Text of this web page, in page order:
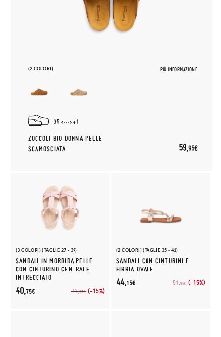
(2 COLORI) PIÙ INFORMAZIONE
35 41
ZOCCOLI BIO DONNA PELLE
SCAMOSCIATA
59,95€
(3 COLORI) (TAGLIE 27 - 39)
SANDALI IN MORBIDA PELLE
CON CINTURINO CENTRALE
INTRECCIATO
47,95€ (-15%)
40,75€
(2 COLORI) (TAGLIE 35 - 41)
SANDALI CON CINTURINI E
FIBBIA OVALE
51,95€ (-15%)
44,15€